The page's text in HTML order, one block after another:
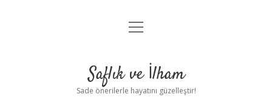
Anasayfa
Yasal Uyarı
menüyü
Saflık ve İlham
Sade önerilerle hayatını güzelleştir!